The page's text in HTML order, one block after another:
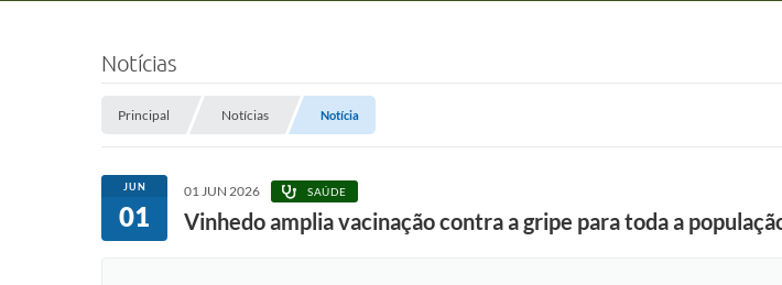
Notícias
Principal Notícias Notícia
JUN
01
01 JUN 2026 SAÚDE
Vinhedo amplia vacinação contra a gripe para toda a